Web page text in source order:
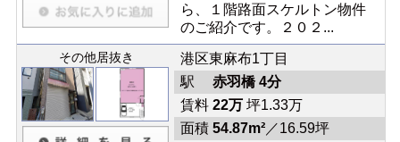
ら、１階路面スケルトン物件
のご紹介です。２０２...
その他居抜き
港区東麻布1丁目
駅 赤羽橋 4分
賃料 22万坪1.33万
面積 54.87m²／16.59坪